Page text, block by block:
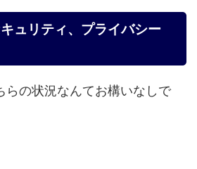
ュリティ、プライバシー
らの状況なんてお構いなしで